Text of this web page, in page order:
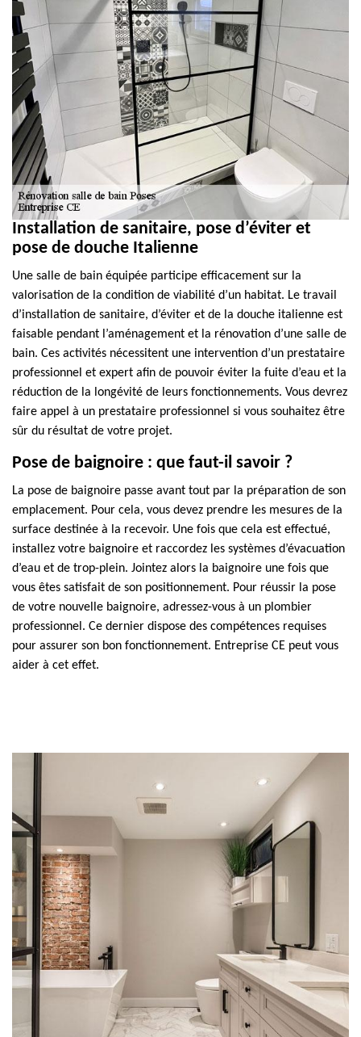
Installation de sanitaire, pose d’éviter et
pose de douche Italienne
Une salle de bain équipée participe efficacement sur la
valorisation de la condition de viabilité d’un habitat. Le travail
d’installation de sanitaire, d’éviter et de la douche italienne est
faisable pendant l’aménagement et la rénovation d’une salle de
bain. Ces activités nécessitent une intervention d’un prestataire
professionnel et expert afin de pouvoir éviter la fuite d’eau et la
réduction de la longévité de leurs fonctionnements. Vous devrez
faire appel à un prestataire professionnel si vous souhaitez être
sûr du résultat de votre projet.
Pose de baignoire : que faut-il savoir ?
La pose de baignoire passe avant tout par la préparation de son
emplacement. Pour cela, vous devez prendre les mesures de la
surface destinée à la recevoir. Une fois que cela est effectué,
installez votre baignoire et raccordez les systèmes d’évacuation
d’eau et de trop-plein. Jointez alors la baignoire une fois que
vous êtes satisfait de son positionnement. Pour réussir la pose
de votre nouvelle baignoire, adressez-vous à un plombier
professionnel. Ce dernier dispose des compétences requises
pour assurer son bon fonctionnement. Entreprise CE peut vous
aider à cet effet.